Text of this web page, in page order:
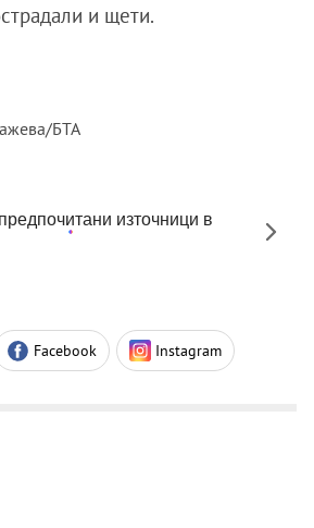
и щети.
БТА
източници в
Facebook Instagram